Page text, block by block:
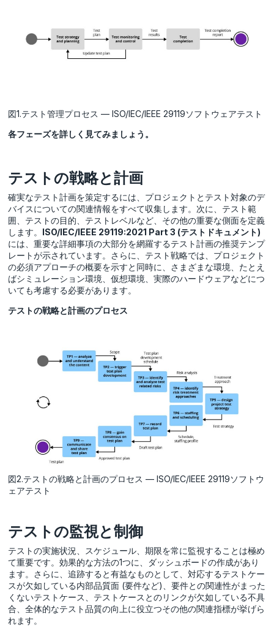
図1.テスト管理プロセス — ISO/IEC/IEEE 29119ソフトウェアテスト
各フェーズを詳しく見てみましょう。
テストの戦略と計画
確実なテスト計画を策定するには、プロジェクトとテスト対象のデ
バイスについての関連情報をすべて収集します。次に、テスト範
囲、テストの目的、テストレベルなど、その他の重要な側面を定義
します。 ISO/IEC/IEEE 29119:2021 Part 3 (テストドキュメント)
には、重要な詳細事項の大部分を網羅するテスト計画の推奨テンプ
レートが示されています。さらに、テスト戦略では、プロジェクト
の必須アプローチの概要を示すと同時に、さまざまな環境、たとえ
ばシミュレーション環境、仮想環境、実際のハードウェアなどにつ
いても考慮する必要があります。
テストの戦略と計画のプロセス
図2.テストの戦略と計画のプロセス — ISO/IEC/IEEE 29119ソフトウ
ェアテスト
テストの監視と制御
テストの実施状況、スケジュール、期限を常に監視することは極め
て重要です。効果的な方法の1つに、ダッシュボードの作成があり
ます。さらに、追跡すると有益なものとして、対応するテストケー
スが欠如している内部品質面 (要件など)、要件との関連性がまった
くないテストケース、テストケースとのリンクが欠如している不具
合、全体的なテスト品質の向上に役立つその他の関連指標が挙げら
れます。